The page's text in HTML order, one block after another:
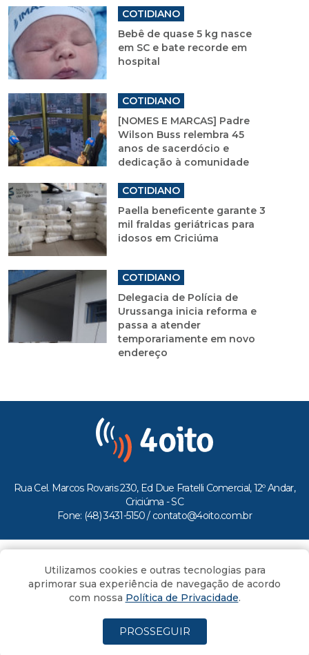
COTIDIANO
Bebê de quase 5 kg nasce
em SC e bate recorde em
hospital
COTIDIANO
[NOMES E MARCAS] Padre
Wilson Buss relembra 45
anos de sacerdócio e
dedicação à comunidade
COTIDIANO
Paella beneficente garante 3
mil fraldas geriátricas para
idosos em Criciúma
COTIDIANO
Delegacia de Polícia de
Urussanga inicia reforma e
passa a atender
temporariamente em novo
endereço
Rua Cel. Marcos Rovaris 230, Ed Due Fratelli Comercial, 12º Andar,
Criciúma - SC
Fone: (48) 3431-5150 / contato@4oito.com.br
Todos os direitos reservados ao Portal 4oito
Utilizamos cookies e outras tecnologias para
aprimorar sua experiência de navegação de acordo
com nossa Política de Privacidade.
PROSSEGUIR